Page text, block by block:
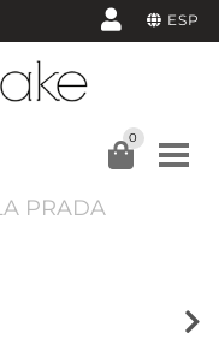
ESP
0
PRADA